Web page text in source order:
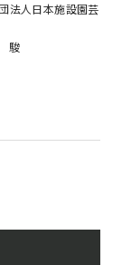
法人日本施設園芸
駿